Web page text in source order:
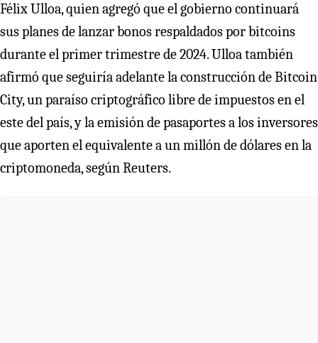
Félix Ulloa, quien agregó que el gobierno continuará
sus planes de lanzar bonos respaldados por bitcoins
durante el primer trimestre de 2024. Ulloa también
afirmó que seguiría adelante la construcción de Bitcoin
City, un paraíso criptográfico libre de impuestos en el
este del país, y la emisión de pasaportes a los inversores
que aporten el equivalente a un millón de dólares en la
criptomoneda, según Reuters.